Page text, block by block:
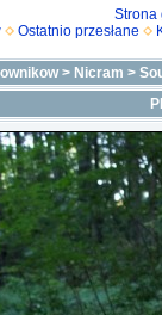
Strona
Ostatnio przesłane
> Nicram >